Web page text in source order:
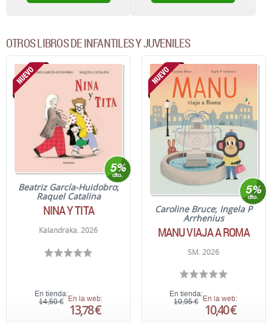
OTROS LIBROS DE INFANTILES Y JUVENILES
Beatriz García-Huidobro;
Raquel Catalina
NINA Y TITA
Kalandraka. 2026
En tienda:
14,50 € En la web:
13,78 €
Caroline Bruce; Ingela P
Arrhenius
MANU VIAJA A ROMA
SM. 2026
En tienda:
10,95 € En la web:
10,40 €